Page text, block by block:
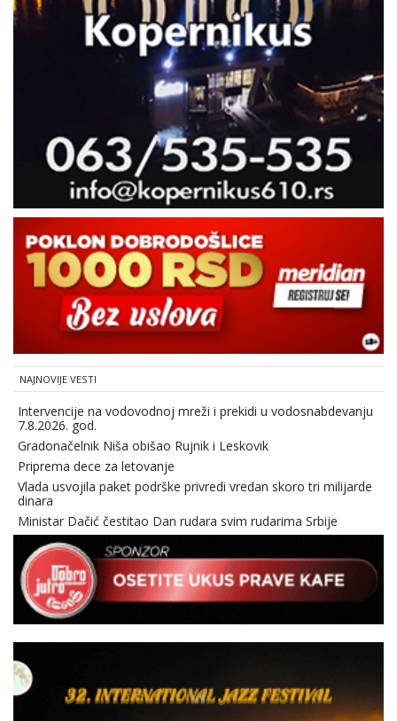
NAJNOVIJE VESTI
Intervencije na vodovodnoj mreži i prekidi u vodosnabdevanju
7.8.2026. god.
Gradonačelnik Niša obišao Rujnik i Leskovik
Priprema dece za letovanje
Vlada usvojila paket podrške privredi vredan skoro tri milijarde
dinara
Ministar Dačić čestitao Dan rudara svim rudarima Srbije